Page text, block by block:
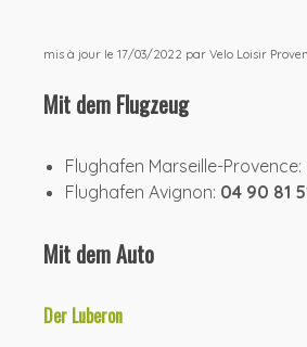
mis à jour le 17/03/2022 par Velo Loisir
Mit dem Flugzeug
Flughafen Marseille-Provence:
Flughafen Avignon: 04 90 81
Mit dem Auto
Der Luberon